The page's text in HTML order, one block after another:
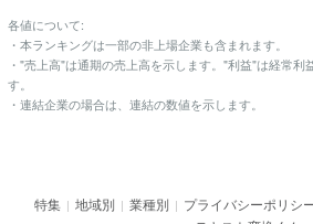
各値について:
・本ランキングは一部の非上場企業も含まれます。
・"売上高"は通期の売上高を示します。"利益"は経常利
す。
・連結企業の場合は、連結の数値を示します。
特集 | 地域別 | 業種別 | プライバシーポリシ